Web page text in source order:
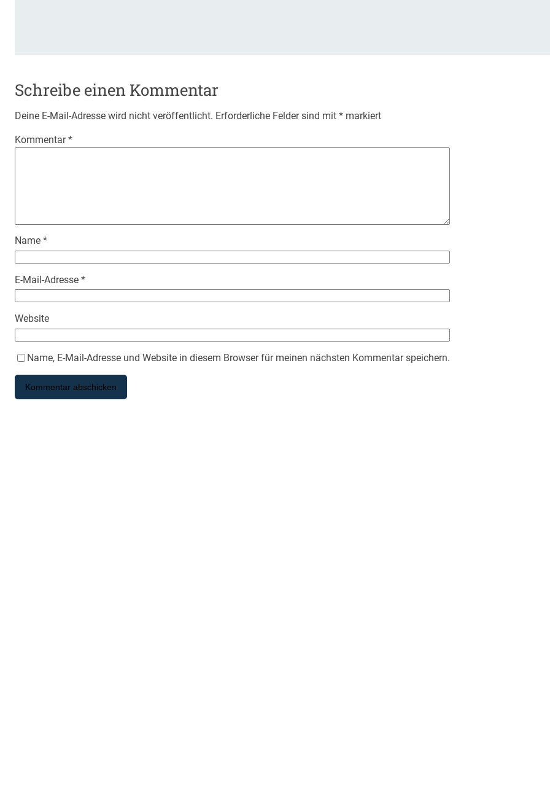
Schreibe einen Kommentar
Deine E-Mail-Adresse wird nicht veröffentlicht. Erforderliche Felder sind mit * markiert
Kommentar*
Name *
E-Mail-Adresse *
Website
Name, E-Mail-Adresse und Website in diesem Browser für meinen nächsten Kommentar speichern.